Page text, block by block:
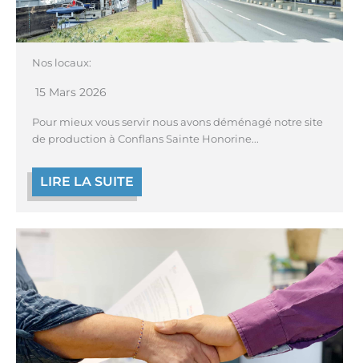
Nos locaux:
15 Mars 2026
Pour mieux vous servir nous avons déménagé notre site
de production à Conflans Sainte Honorine...
LIRE LA SUITE